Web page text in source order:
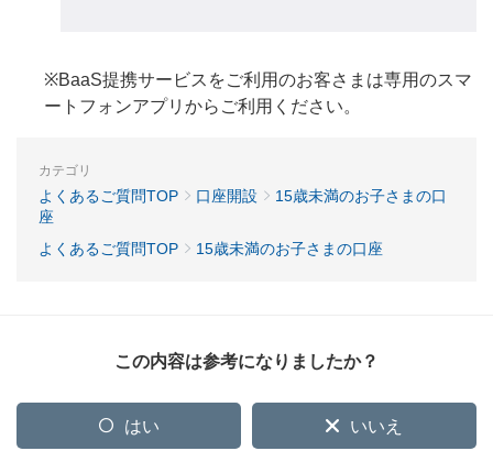
※BaaS提携サービスをご利用のお客さまは専用のスマ
ートフォンアプリからご利用ください。
カテゴリ
よくあるご質問TOP 口座開設
15歳未満のお子さまの口
座
よくあるご質問TOP
15歳未満のお子さまの口座
この内容は参考になりましたか？
はい いいえ